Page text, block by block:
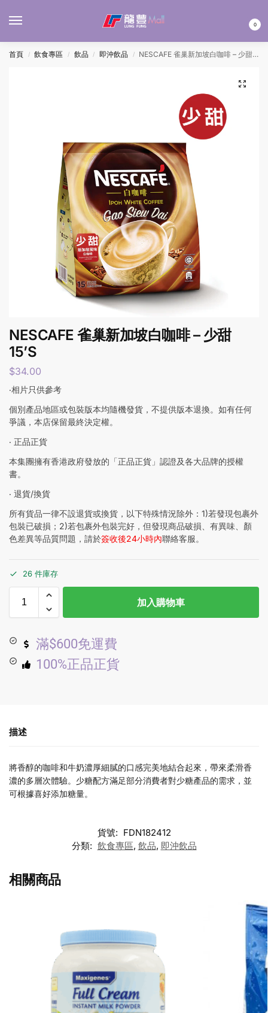
0
首頁 / 飲食專區 / 飲品 / 即沖飲品 / NESCAFE 雀巢新加坡白咖啡 – 少甜 15’S
NESCAFE 雀巢新加坡白咖啡 – 少甜
15’S
$34.00
‧相片只供參考
個別產品地區或包裝版本均隨機發貨，不提供版本退換。如有任何
爭議，本店保留最終決定權。
‧ 正品正貨
本集團擁有香港政府發放的「正品正貨」認證及各大品牌的授權
書。
‧ 退貨/換貨
所有貨品一律不設退貨或換貨，以下特殊情況除外：1)若發現包裹外
包裝已破損；2)若包裹外包裝完好，但發現商品破損、有異味、顏
色差異等品質問題，請於簽收後24小時內聯絡客服。
26 件庫存
加入購物車
滿$600免運費
100%正品正貨
描述
將香醇的咖啡和牛奶濃厚細膩的口感完美地結合起來，帶來柔滑香
濃的多層次體驗。少糖配方滿足部分消費者對少糖產品的需求，並
可根據喜好添加糖量。
貨號: FDN182412
分類: 飲食專區, 飲品, 即沖飲品
相關商品